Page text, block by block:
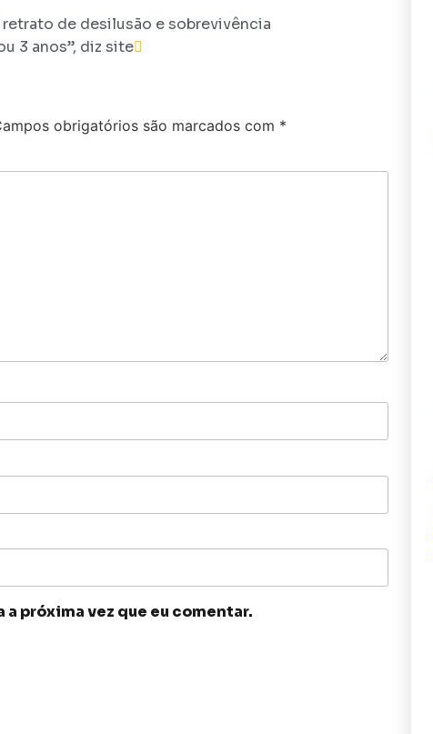
de desilusão e sobrevivência
3 anos”, diz site
obrigatórios são marcados com *
próxima vez que eu comentar.